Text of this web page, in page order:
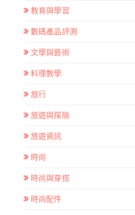
教育與學習
數碼產品評測
文學與藝術
料理教學
旅行
旅遊與探險
旅遊資訊
時尚
時尚與穿搭
時尚配件